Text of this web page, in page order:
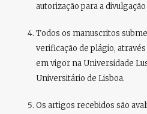
autorização para a
Todos os manuscritos
verificação de plágio,
em vigor na Universidade
Universitário de Lisboa.
Os artigos recebidos são